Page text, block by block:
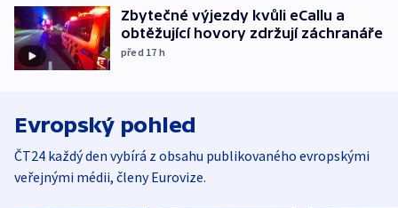
Zbytečné výjezdy kvůli eCallu a
obtěžující hovory zdržují záchranáře
před 17 h
Evropský pohled
ČT24 každý den vybírá z obsahu publikovaného evropskými
veřejnými médii, členy Eurovize.